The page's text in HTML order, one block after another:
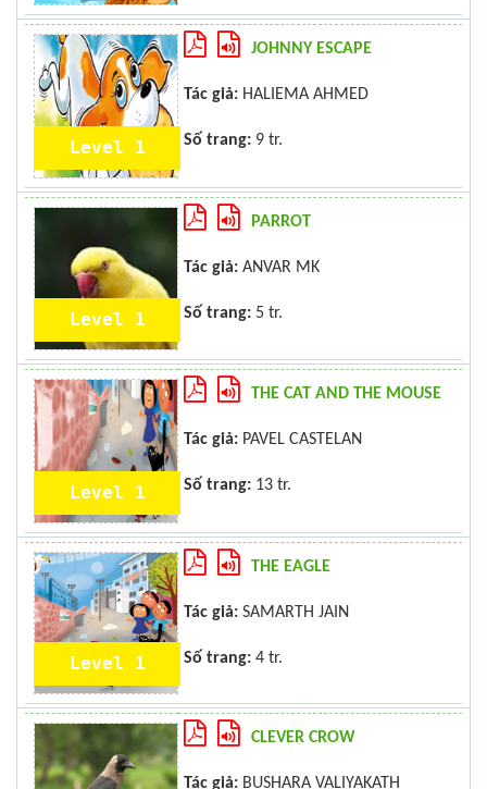
Level 1
JOHNNY ESCAPE
Tác giả: HALIEMA AHMED
Số trang: 9 tr.
Level 1
PARROT
Tác giả: ANVAR MK
Số trang: 5 tr.
Level 1
THE CAT AND THE MOUSE
Tác giả: PAVEL CASTELAN
Số trang: 13 tr.
Level 1
THE EAGLE
Tác giả: SAMARTH JAIN
Số trang: 4 tr.
CLEVER CROW
Tác giả: BUSHARA VALIYAKATH